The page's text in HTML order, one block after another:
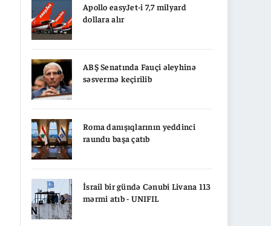
Apollo easyJet-i 7,7 milyard
dollara alır
ABŞ Senatında Fauçi əleyhinə
səsvermə keçirilib
Roma danışıqlarının yeddinci
raundu başa çatıb
İsrail bir gündə Cənubi Livana 113
mərmi atıb - UNIFIL